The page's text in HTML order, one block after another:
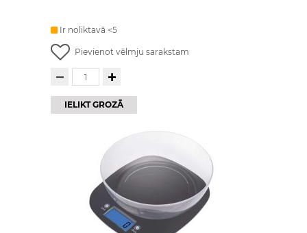
Ir noliktavā <5
Pievienot vēlmju sarakstam
IELIKT GROZĀ